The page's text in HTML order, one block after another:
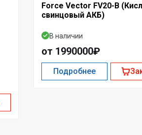
Force Vector FV20-B
свинцовый АКБ)
В наличии
от 1990000₽
Подробнее